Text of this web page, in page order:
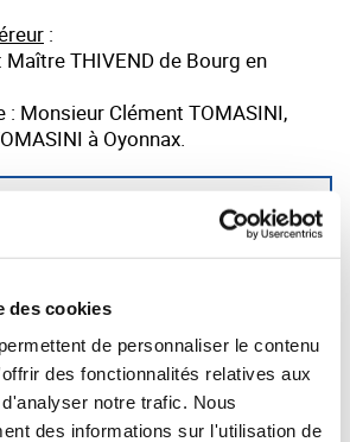
des cookies
de personnaliser le contenu
des fonctionnalités relatives aux
notre trafic. Nous
des informations sur l'utilisation de
:
THIVEND de Bourg en
Monsieur Clément TOMASINI,
à Oyonnax.
:
— Synercom France Auvergne /
france.fr
AUVERGNE / RHÔNE-ALPES